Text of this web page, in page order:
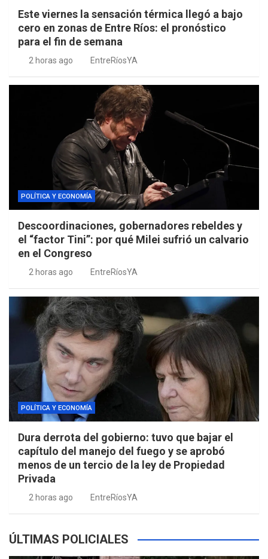
Este viernes la sensación térmica llegó a bajo
cero en zonas de Entre Ríos: el pronóstico
para el fin de semana
2 horas ago EntreRíosYA
POLÍTICA Y ECONOMÍA
Descoordinaciones, gobernadores rebeldes y
el “factor Tini”: por qué Milei sufrió un calvario
en el Congreso
2 horas ago EntreRíosYA
POLÍTICA Y ECONOMÍA
Dura derrota del gobierno: tuvo que bajar el
capítulo del manejo del fuego y se aprobó
menos de un tercio de la ley de Propiedad
Privada
2 horas ago EntreRíosYA
ÚLTIMAS POLICIALES